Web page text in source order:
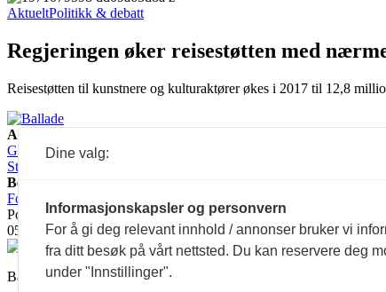
AktueltPolitikk & debatt
Regjeringen øker reisestøtten med
Reisestøtten til kunstnere og kulturaktører økes i 2017 til 12,8
Ansvarlig redaktør:
Guro Kleveland Annonseansvarlig:
Sture Bjørseth
Besøksadresse:
Fossveien 24, 0551 Oslo
Postboks 2073 Grünerløkka,
0505 Oslo
Ballade mottar tilskudd fra Norsk kulturråd, i tillegg til økonomisk
Dine valg:
Informasjonskapsler og personvern
For å gi deg relevant innhold / annonser bruker vi
fra ditt besøk på vårt nettsted. Du kan reservere deg
under "Innstillinger".